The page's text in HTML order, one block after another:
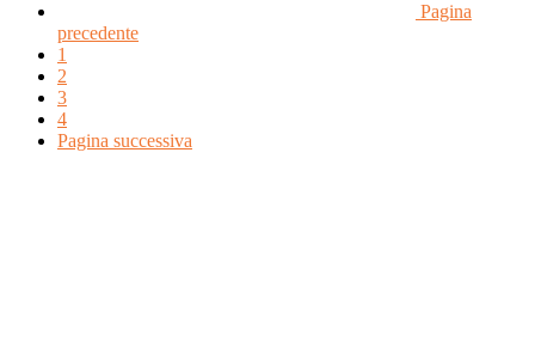
Pagina
precedente
1
2
3
4
Pagina successiva